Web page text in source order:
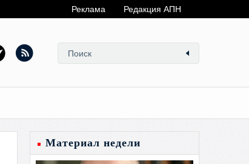
Реклама Редакция АПН
Материал недели